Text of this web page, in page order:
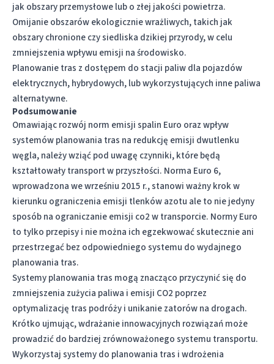
jak obszary przemysłowe lub o złej jakości powietrza.
Omijanie obszarów ekologicznie wrażliwych, takich jak
obszary chronione czy siedliska dzikiej przyrody, w celu
zmniejszenia wpływu emisji na środowisko.
Planowanie tras z dostępem do stacji paliw dla pojazdów
elektrycznych, hybrydowych, lub wykorzystujących innepaliwa
alternatywne.
Podsumowanie
Omawiając rozwój norm emisji spalin Euro oraz wpływ
systemów planowania tras na redukcję emisji dwutlenku
węgla, należy wziąć pod uwagę czynniki, które będą
kształtowały transport w przyszłości. Norma Euro 6,
wprowadzona we wrześniu 2015 r., stanowi ważny krok w
kierunku ograniczenia emisji tlenków azotu ale to nie jedyny
sposób na ograniczanie emisji co2 w transporcie. Normy Euro
to tylko przepisy i nie można ich egzekwować skutecznie ani
przestrzegać bez odpowiedniego systemu do wydajnego
planowania tras.
Systemy planowania tras mogą znacząco przyczynić się do
zmniejszenia zużycia paliwa i emisji CO2 poprzez
optymalizację tras podróży i unikanie zatorów na drogach.
Krótko ujmując, wdrażanie innowacyjnych rozwiązań może
prowadzić do bardziej zrównoważonego systemu transportu.
Wykorzystaj systemy do planowania tras i wdrożenia